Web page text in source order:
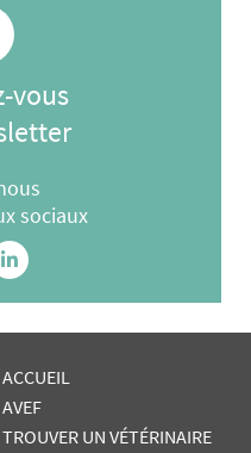
vous
sociaux
ACCUEIL
AVEF
TROUVER UN VÉTÉRINAIRE